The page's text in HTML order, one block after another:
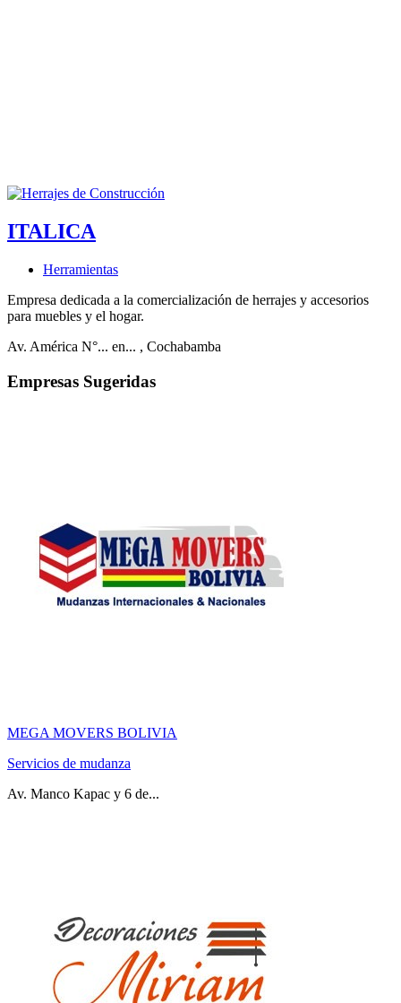
ITALICA
Herramientas
Empresa dedicada a la comercialización de herrajes y accesorios
para muebles y el hogar.
Av. América N°... en... , Cochabamba
Empresas Sugeridas
MEGA MOVERS BOLIVIA
Servicios de mudanza
Av. Manco Kapac y 6 de...